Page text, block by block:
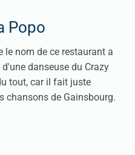
Popo
le nom de ce restaurant a
danseuse du Crazy
tout, car il fait juste
chansons de Gainsbourg.